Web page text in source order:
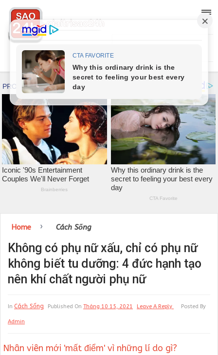
Home › Cách Sống
Không có phụ nữ xấu, chỉ có phụ nữ
không biết tu dưỡng: 4 đức hạnh tạo
nên khí chất người phụ nữ
In Cách Sống Published On Tháng 10 15, 2021 Leave A Reply Posted By
Admin
Nhân viên mới 'mất điểm' vì những lí do gì?